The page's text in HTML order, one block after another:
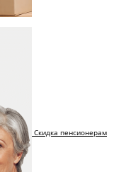
Скидка пенсионерам